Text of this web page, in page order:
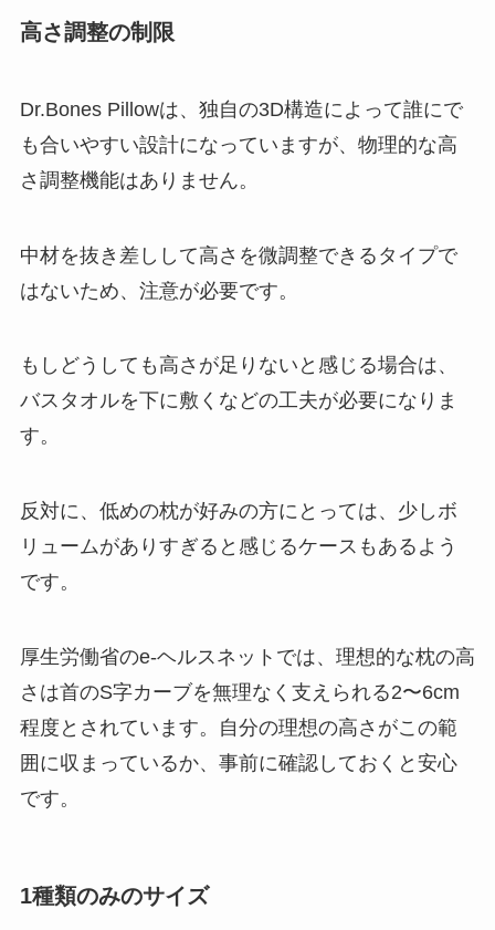
高さ調整の制限
Dr.Bones Pillowは、独自の3D構造によって誰にで
も合いやすい設計になっていますが、物理的な高
さ調整機能はありません。
中材を抜き差しして高さを微調整できるタイプで
はないため、注意が必要です。
もしどうしても高さが足りないと感じる場合は、
バスタオルを下に敷くなどの工夫が必要になりま
す。
反対に、低めの枕が好みの方にとっては、少しボ
リュームがありすぎると感じるケースもあるよう
です。
厚生労働省のe-ヘルスネットでは、理想的な枕の高
さは首のS字カーブを無理なく支えられる2〜6cm
程度とされています。自分の理想の高さがこの範
囲に収まっているか、事前に確認しておくと安心
です。
1種類のみのサイズ